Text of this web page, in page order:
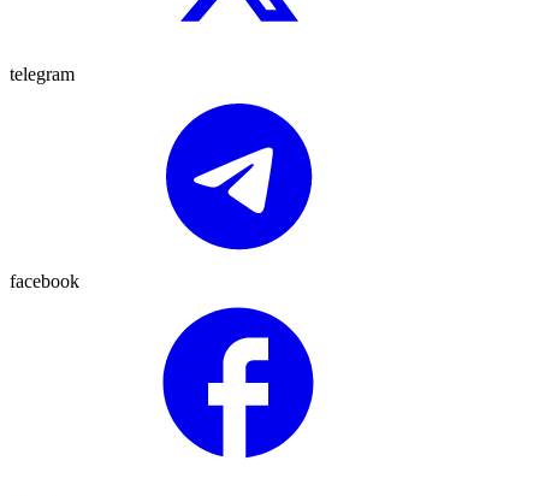
telegram
facebook